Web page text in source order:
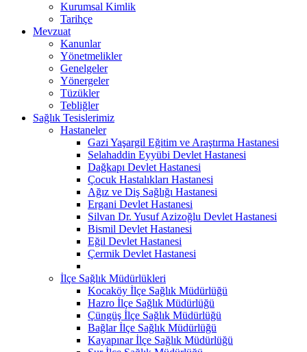
Kurumsal Kimlik
Tarihçe
Mevzuat
Kanunlar
Yönetmelikler
Genelgeler
Yönergeler
Tüzükler
Tebliğler
Sağlık Tesislerimiz
Hastaneler
Gazi Yaşargil Eğitim ve Araştırma Hastanesi
Selahaddin Eyyübi Devlet Hastanesi
Dağkapı Devlet Hastanesi
Çocuk Hastalıkları Hastanesi
Ağız ve Diş Sağlığı Hastanesi
Ergani Devlet Hastanesi
Silvan Dr. Yusuf Azizoğlu Devlet Hastanesi
Bismil Devlet Hastanesi
Eğil Devlet Hastanesi
Çermik Devlet Hastanesi
İlçe Sağlık Müdürlükleri
Kocaköy İlçe Sağlık Müdürlüğü
Hazro İlçe Sağlık Müdürlüğü
Çüngüş İlçe Sağlık Müdürlüğü
Bağlar İlçe Sağlık Müdürlüğü
Kayapınar İlçe Sağlık Müdürlüğü